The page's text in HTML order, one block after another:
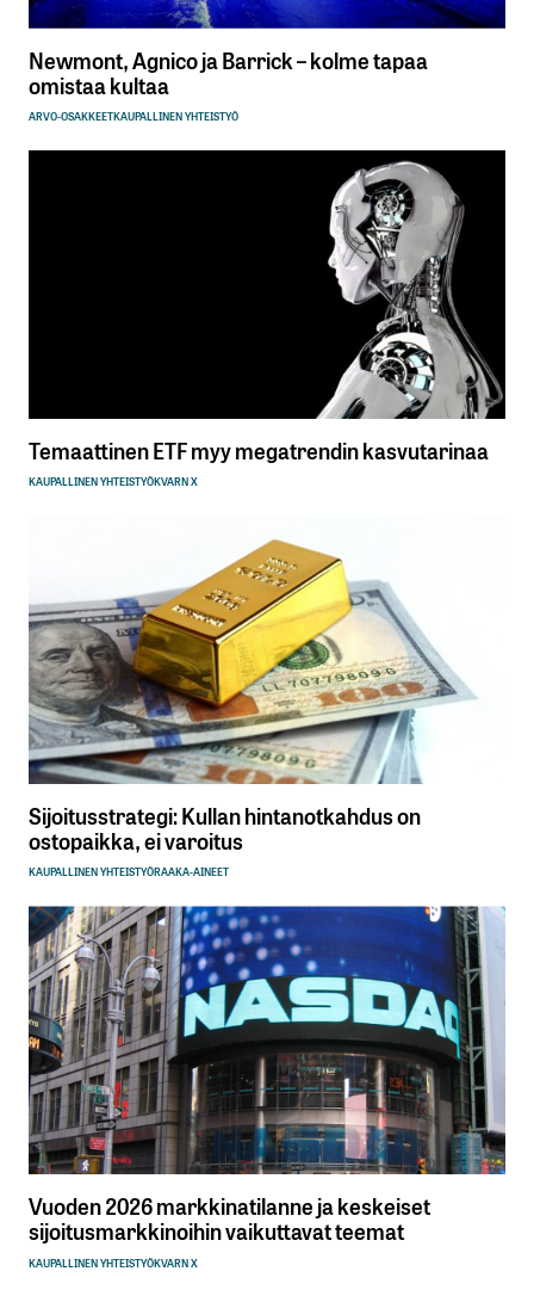
Newmont, Agnico ja Barrick – kolme tapaa
omistaa kultaa
ARVO-OSAKKEETKAUPALLINEN YHTEISTYÖ
Temaattinen ETF myy megatrendin kasvutarinaa
KAUPALLINEN YHTEISTYÖKVARN X
Sijoitusstrategi: Kullan hintanotkahdus on
ostopaikka, ei varoitus
KAUPALLINEN YHTEISTYÖRAAKA-AINEET
Vuoden 2026 markkinatilanne ja keskeiset
sijoitusmarkkinoihin vaikuttavat teemat
KAUPALLINEN YHTEISTYÖKVARN X